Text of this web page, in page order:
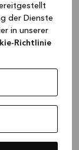
der Dienste
in unserer
Richtlinie
for more